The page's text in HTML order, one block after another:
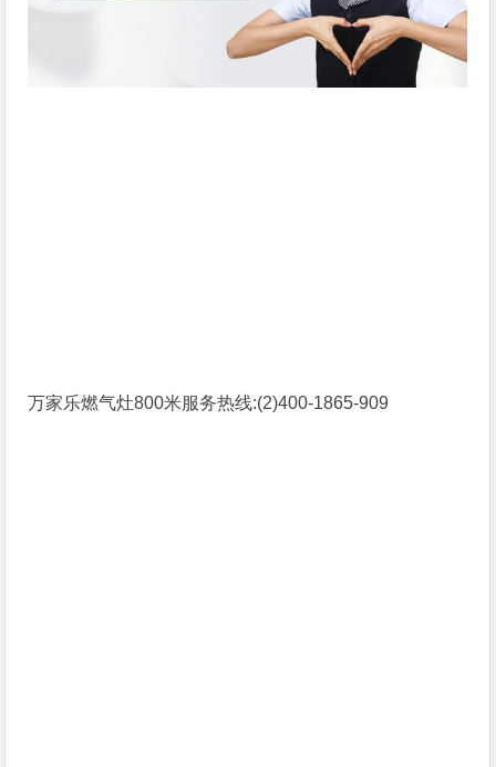
万家乐燃气灶800米服务热线:(2)400-1865-909